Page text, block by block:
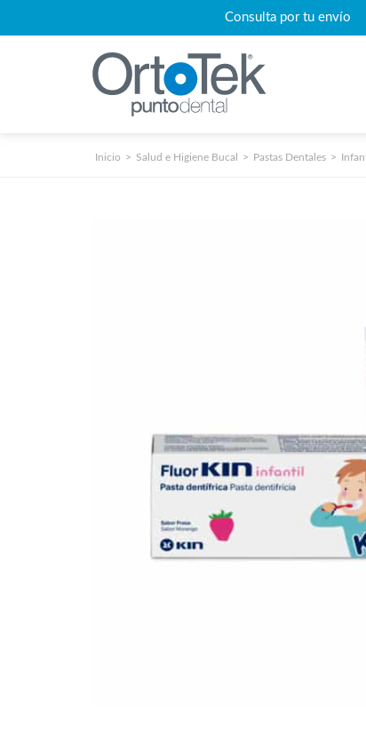
Consulta por tu envío
Inicio Salud e Higiene Bucal Pastas Dentales